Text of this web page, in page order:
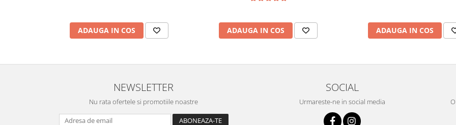
ADAUGA IN COS ADAUGA IN COS ADAUGA IN COS
NEWSLETTER
Nu rata ofertele si promotiile noastre
SOCIAL
Urmareste-ne in social media